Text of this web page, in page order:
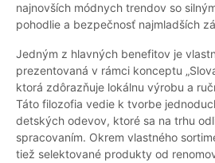
najnovších módnych trendov so
pohodlie a bezpečnosť najmladších
Jedným z hlavných benefitov je
prezentovaná v rámci konceptu
ktorá zdôrazňuje lokálnu výrobu a
Táto filozofia vedie k tvorbe
detských odevov, ktoré sa na trhu
spracovaním. Okrem vlastného
tiež selektované produkty od